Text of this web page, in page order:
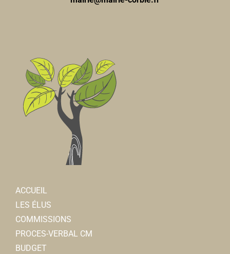
ACCUEIL
LES ÉLUS
COMMISSIONS
PROCES-VERBAL CM
BUDGET